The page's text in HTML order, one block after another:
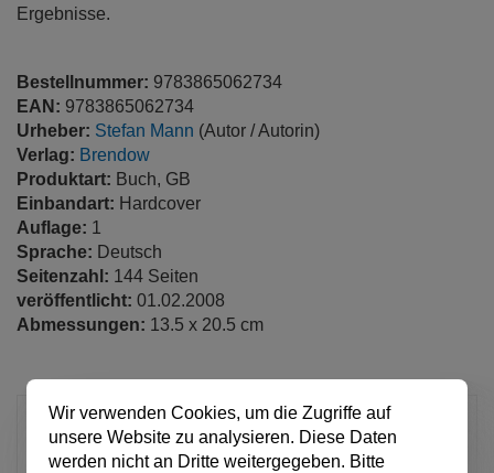
Ergebnisse.
Bestellnummer: 9783865062734
EAN: 9783865062734
Urheber: Stefan Mann (Autor / Autorin)
Verlag: Brendow
Produktart: Buch, GB
Einbandart: Hardcover
Auflage: 1
Sprache: Deutsch
Seitenzahl: 144 Seiten
veröffentlicht: 01.02.2008
Abmessungen: 13.5 x 20.5 cm
Wir verwenden Cookies, um die Zugriffe auf
unsere Website zu analysieren. Diese Daten
werden nicht an Dritte weitergegeben. Bitte